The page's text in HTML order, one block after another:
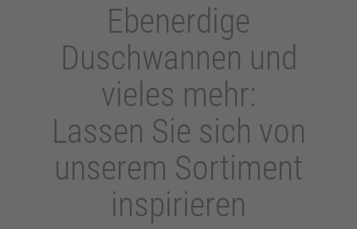
Ebenerdige
Duschwannen und
vieles mehr:
Lassen Sie sich von
unserem Sortiment
inspirieren